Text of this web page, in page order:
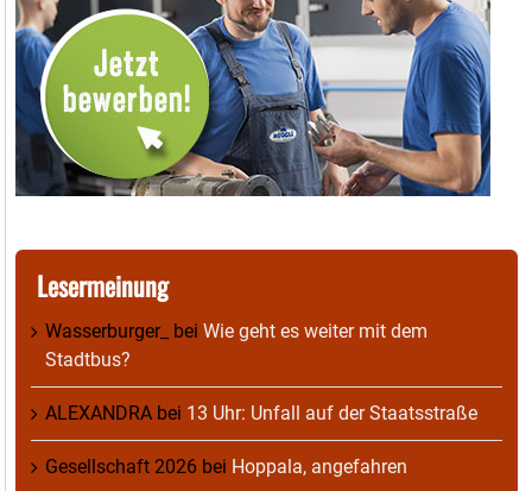
Lesermeinung
Wasserburger_ bei Wie geht es weiter mit dem
Stadtbus?
ALEXANDRA bei 13 Uhr: Unfall auf der Staatsstraße
Gesellschaft 2026 bei Hoppala, angefahren